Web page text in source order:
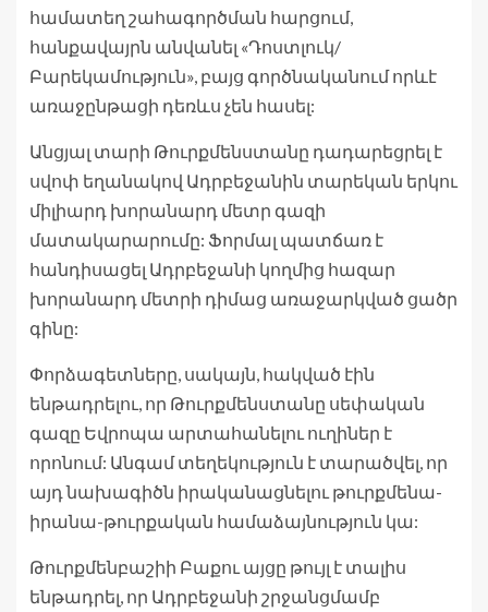
համատեղ շահագործման հարցում,
հանքավայրն անվանել «Դոստլուկ/
Բարեկամություն», բայց գործնականում որևէ
առաջընթացի դեռևս չեն հասել:
Անցյալ տարի Թուրքմենստանը դադարեցրել է
սվոփ եղանակով Ադրբեջանին տարեկան երկու
միլիարդ խորանարդ մետր գազի
մատակարարումը: Ֆորմալ պատճառ է
հանդիսացել Ադրբեջանի կողմից հազար
խորանարդ մետրի դիմաց առաջարկված ցածր
գինը:
Փորձագետները, սակայն, հակված էին
ենթադրելու, որ Թուրքմենստանը սեփական
գազը Եվրոպա արտահանելու ուղիներ է
որոնում: Անգամ տեղեկություն է տարածվել, որ
այդ նախագիծն իրականացնելու թուրքմենա-
իրանա-թուրքական համաձայնություն կա:
Թուրքմենբաշիի Բաքու այցը թույլ է տալիս
ենթադրել, որ Ադրբեջանի շրջանցմամբ